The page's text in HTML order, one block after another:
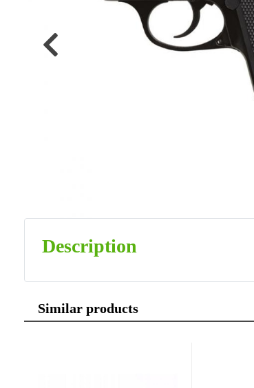
Previous
Description
Similar products